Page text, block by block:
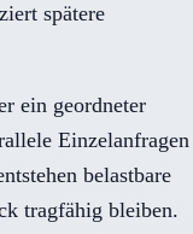
spätere
ein geordneter
Einzelanfragen
belastbare
tragfähig bleiben.